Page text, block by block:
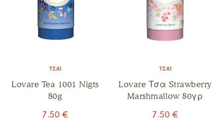
ΤΣΆΙ
Lovare Tea 1001 Nigts
80g
7.50 €
ΤΣΆΙ
Lovare Τσα Strawberry
Marshmallow 80γρ
7.50 €